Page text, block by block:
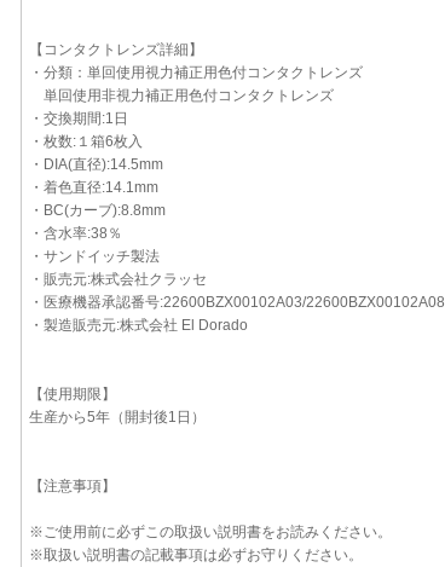
【コンタクトレンズ詳細】
・分類：単回使用視力補正用色付コンタクトレンズ
単回使用非視力補正用色付コンタクトレンズ
・交換期間:1日
・枚数:１箱6枚入
・DIA(直径):14.5mm
・着色直径:14.1mm
・BC(カーブ):8.8mm
・含水率:38％
・サンドイッチ製法
・販売元:株式会社クラッセ
・医療機器承認番号:22600BZX00102A03/22600BZX00102A08
・製造販売元:株式会社 El Dorado
【使用期限】
生産から5年（開封後1日）
【注意事項】
※ご使用前に必ずこの取扱い説明書をお読みください。
※取扱い説明書の記載事項は必ずお守りください。